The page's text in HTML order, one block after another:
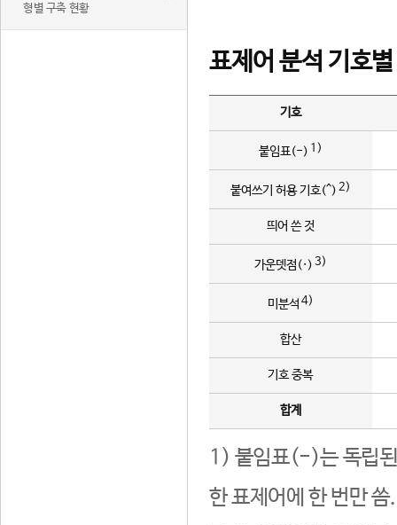
형별 구축 현황
표제어 분석 기호
기호
붙임표(-) 1)
붙여쓰기 허용 기호(^) 2)
띄어 쓴 것
가운뎃점(·) 3)
미분석 4)
합산
기호 중복
합계
1) 붙임표(-)는 독립된
한 표제어에 한 번만